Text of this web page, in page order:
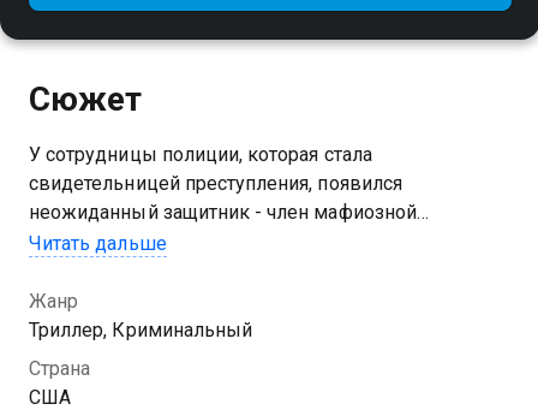
Сюжет
У сотрудницы полиции, которая стала
свидетельницей преступления, появился
неожиданный защитник - член мафиозной
группировки. В прошлом этот парень - морской
криминального босса.
Читать дальше
Жанр
Триллер, Криминальный
Страна
США